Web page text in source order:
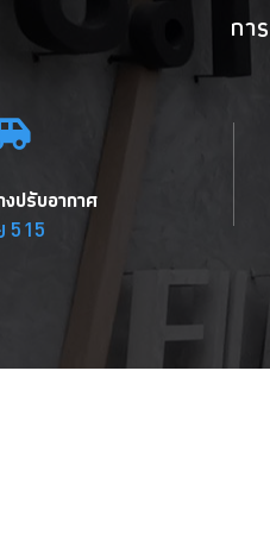
กา
งปรับอากาศ
515